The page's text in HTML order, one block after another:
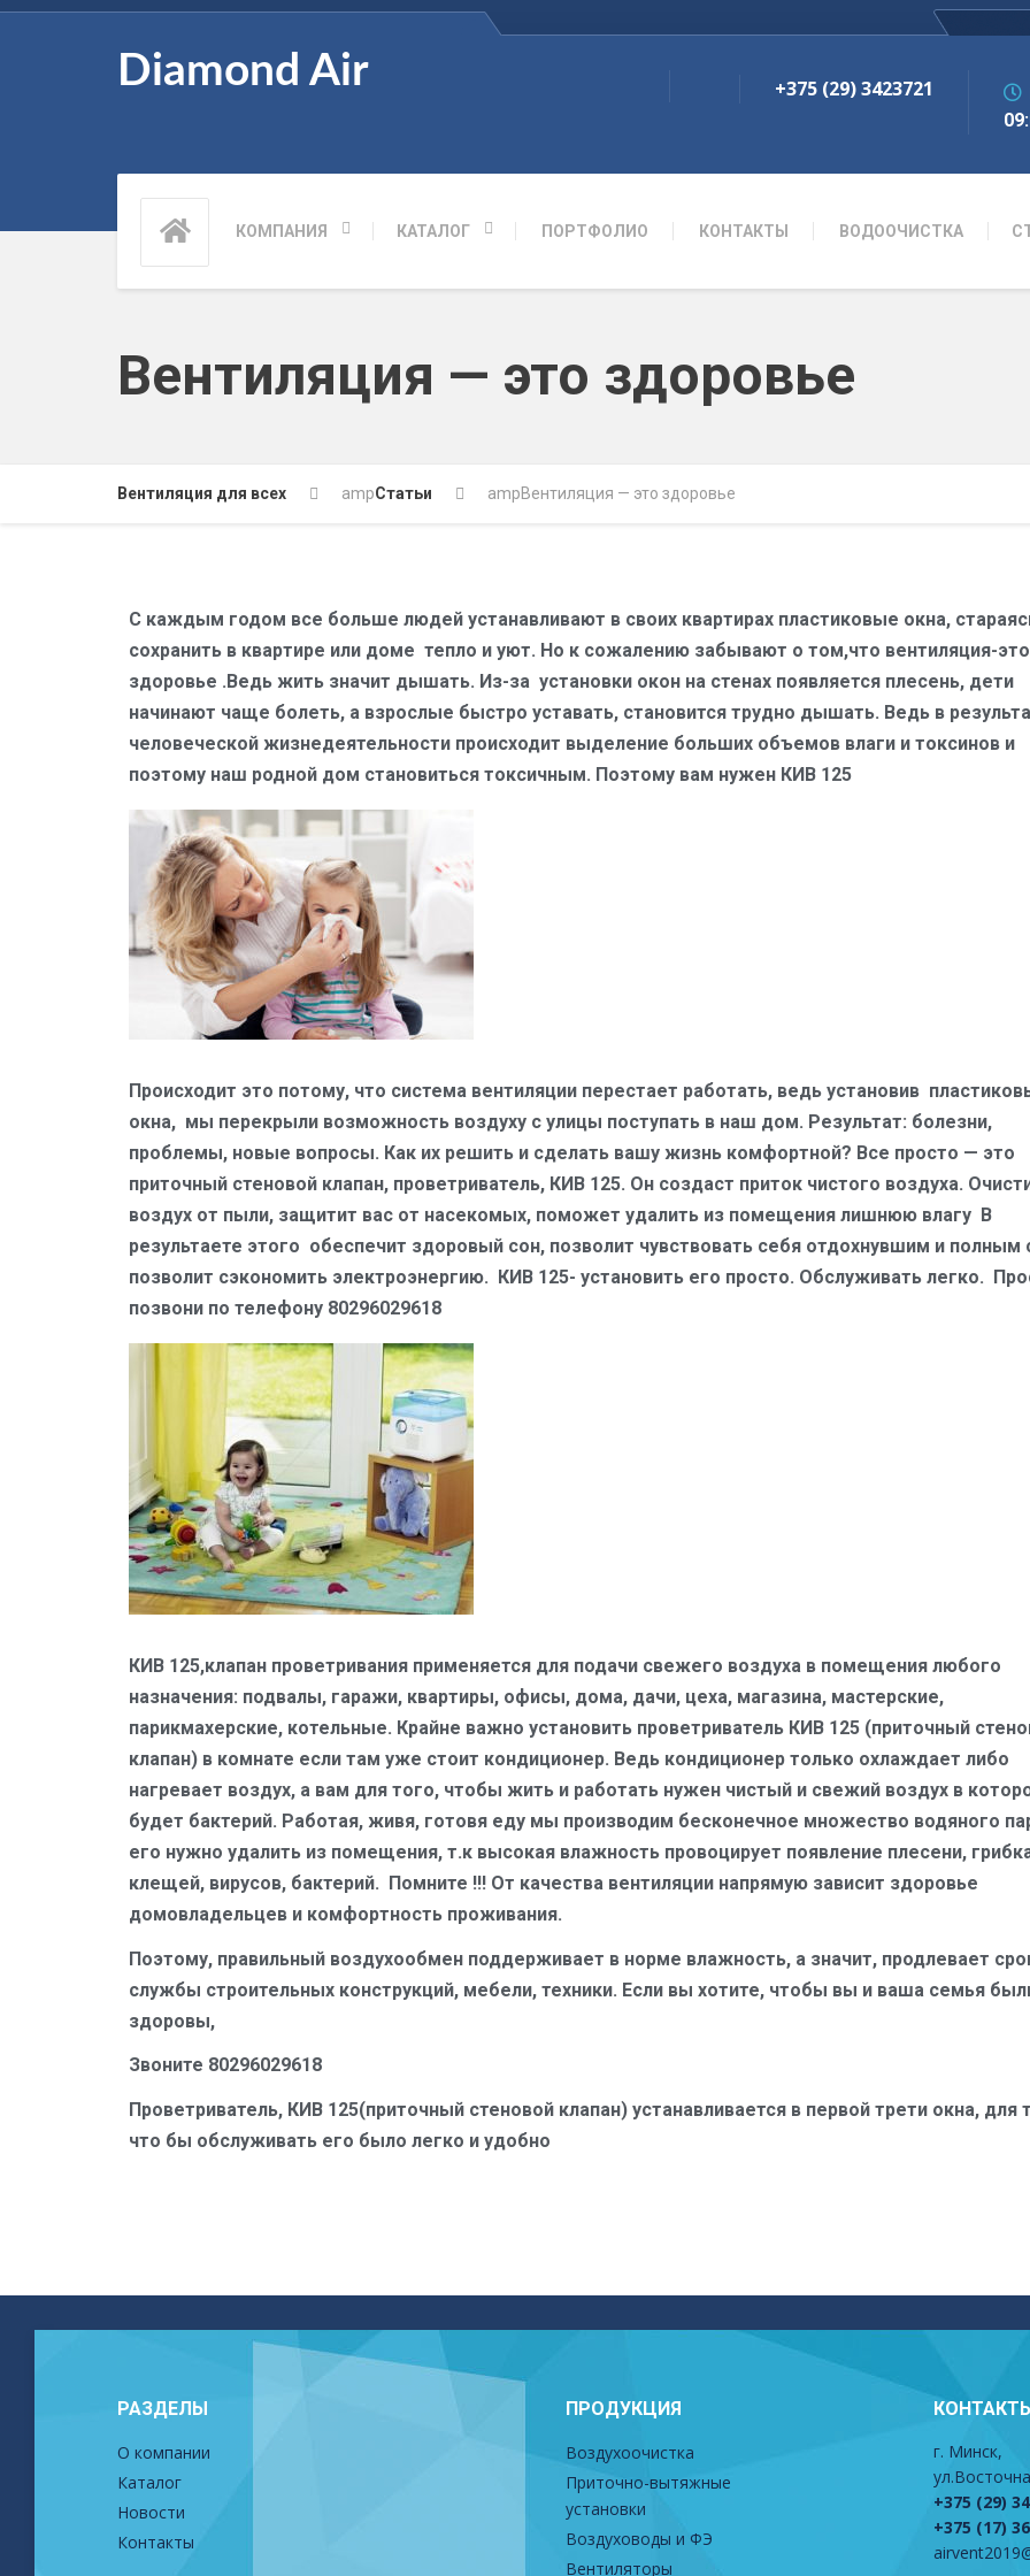
Diamond Air
КОМПАНИЯ КАТАЛОГ ПОРТФОЛИО КОНТАКТЫ ВОДООЧИСТКА
+375 (29) 3423721
Вентиляция — это здоровье
Вентиляция для всех ampСтатьи ampВентиляция — это здоровье
С каждым годом все больше людей устанавливают в своих квартирах пластиковые окна,
сохранить в квартире или доме тепло и уют. Но к сожалению забывают о том,что вентиляция-это
здоровье .Ведь жить значит дышать. Из-за установки окон на стенах появляется плесень, дети
начинают чаще болеть, а взрослые быстро уставать, становится трудно дышать. Ведь в
человеческой жизнедеятельности происходит выделение больших объемов влаги и токсинов и
поэтому наш родной дом становиться токсичным. Поэтому вам нужен КИВ 125
Происходит это потому, что система вентиляции перестает работать, ведь установив
окна, мы перекрыли возможность воздуху с улицы поступать в наш дом. Результат: болезни,
проблемы, новые вопросы. Как их решить и сделать вашу жизнь комфортной? Все просто — это
приточный стеновой клапан, проветриватель, КИВ 125. Он создаст приток чистого воздуха.
воздух от пыли, защитит вас от насекомых, поможет удалить из помещения лишнюю влагу В
результаете этого обеспечит здоровый сон, позволит чувствовать себя отдохнувшим и полным
позволит сэкономить электроэнергию. КИВ 125- установить его просто. Обслуживать легко.
позвони по телефону 80296029618
КИВ 125,клапан проветривания применяется для подачи свежего воздуха в помещения любого
назначения: подвалы, гаражи, квартиры, офисы, дома, дачи, цеха, магазина, мастерские,
парикмахерские, котельные. Крайне важно установить проветриватель КИВ 125 (приточный
клапан) в комнате если там уже стоит кондиционер. Ведь кондиционер только охлаждает либо
нагревает воздух, а вам для того, чтобы жить и работать нужен чистый и свежий воздух в
будет бактерий. Работая, живя, готовя еду мы производим бесконечное множество водяного
его нужно удалить из помещения, т.к высокая влажность провоцирует появление плесени,
клещей, вирусов, бактерий. Помните !!! От качества вентиляции напрямую зависит здоровье
домовладельцев и комфортность проживания.
Поэтому, правильный воздухообмен поддерживает в норме влажность, а значит, продлевает
службы строительных конструкций, мебели, техники. Если вы хотите, чтобы вы и ваша семья
здоровы,
Звоните 80296029618
Проветриватель, КИВ 125(приточный стеновой клапан) устанавливается в первой трети окна, для
что бы обслуживать его было легко и удобно
РАЗДЕЛЫ
О компании
Каталог
Новости
Контакты
ПРОДУКЦИЯ
Воздухоочистка
Приточно-вытяжные
установки
Воздуховоды и ФЭ
Вентиляторы
г. Минск,
+375 (29)
+375 (17)